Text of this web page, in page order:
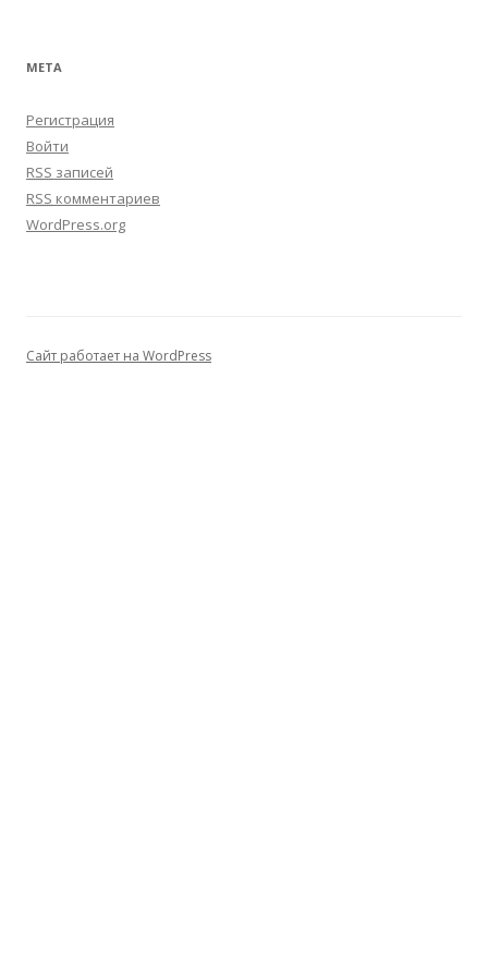
МЕТА
Регистрация
Войти
RSS записей
RSS комментариев
WordPress.org
Сайт работает на WordPress